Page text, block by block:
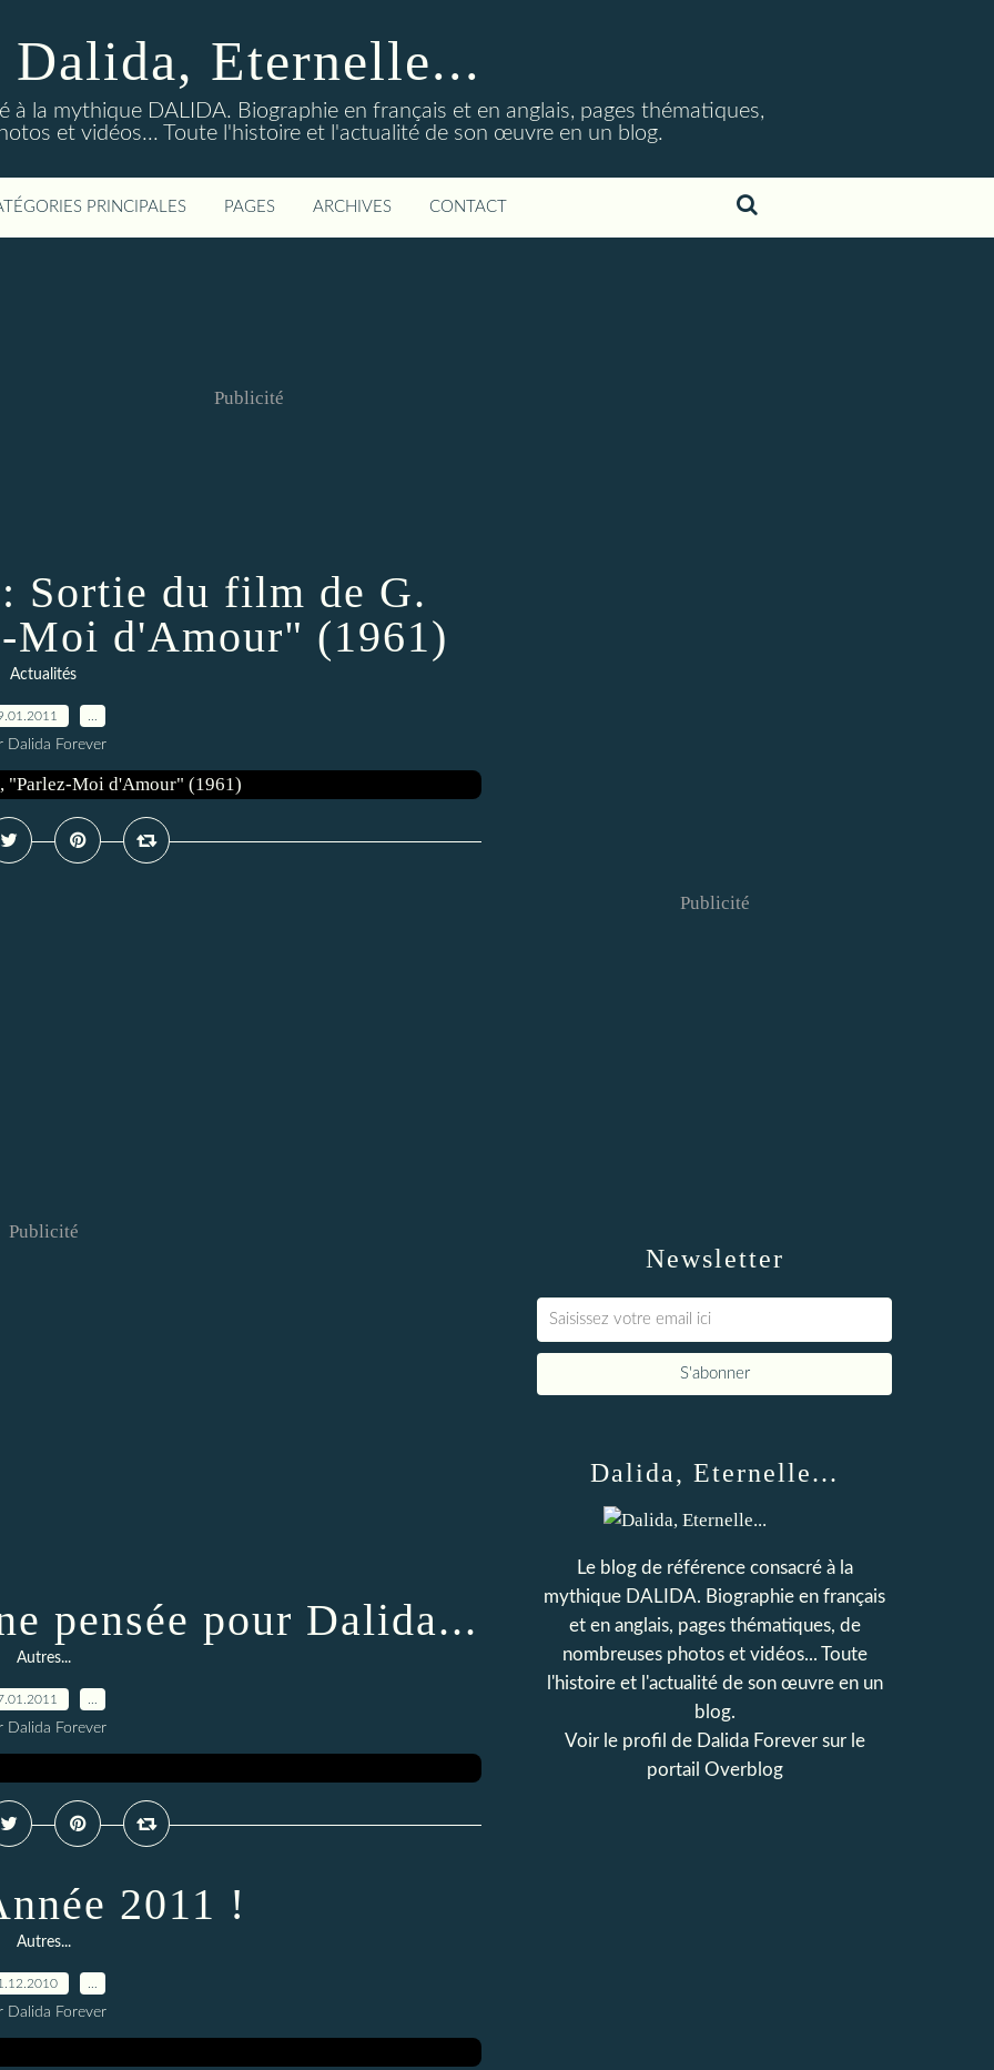
Dalida, Eternelle...
à la mythique DALIDA. Biographie en français et en anglais, pages thématiques,
et vidéos... Toute l'histoire et l'actualité de son œuvre en un blog.
PRINCIPALES PAGES ARCHIVES CONTACT
Publicité
Sortie du film de G.
Moi d'Amour" (1961)
Actualités
Dalida Forever
Publicité
pensée pour Dalida...
Autres...
Dalida Forever
2011 !
Autres...
Dalida Forever
Newsletter
Publicité
Dalida, Eternelle...
Le blog de référence consacré à la
mythique DALIDA. Biographie en français
et en anglais, pages thématiques, de
nombreuses photos et vidéos... Toute
l'histoire et l'actualité de son œuvre en un
blog.
Voir le profil de Dalida Foreversur le
portail Overblog